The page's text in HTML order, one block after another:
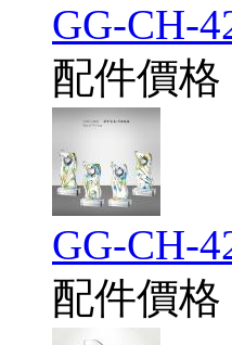
GG-CH-
配件價格
GG-CH-
配件價格